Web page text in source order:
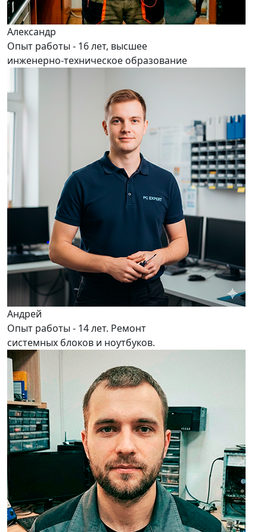
Александр
Опыт работы - 16 лет, высшее
инженерно-техническое образование
Андрей
Опыт работы - 14 лет. Ремонт
системных блоков и ноутбуков.